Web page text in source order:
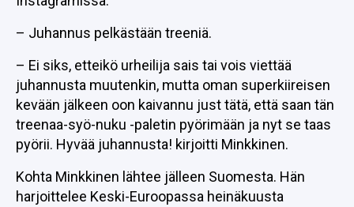
– Juhannus pelkästään treeniä.
– Ei siks, etteikö urheilija sais tai vois viettää
juhannusta muutenkin, mutta oman superkiireisen
kevään jälkeen oon kaivannu just tätä, että saan tän
treenaa-syö-nuku -paletin pyörimään ja nyt se taas
pyörii. Hyvää juhannusta! kirjoitti Minkkinen.
Kohta Minkkinen lähtee jälleen Suomesta. Hän
harjoittelee Keski-Euroopassa heinäkuusta